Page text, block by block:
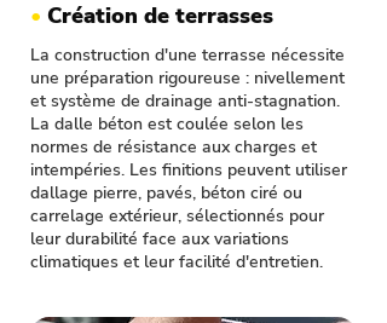
• Création de terrasses
La construction d'une terrasse nécessite
une préparation rigoureuse : nivellement
et système de drainage anti-stagnation.
La dalle béton est coulée selon les
normes de résistance aux charges et
intempéries. Les finitions peuvent utiliser
dallage pierre, pavés, béton ciré ou
carrelage extérieur, sélectionnés pour
leur durabilité face aux variations
climatiques et leur facilité d'entretien.